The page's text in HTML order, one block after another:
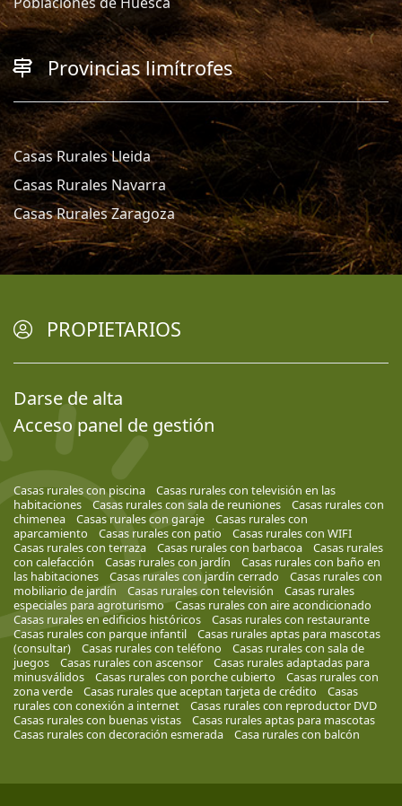
Provincias limítrofes
Casas Rurales Lleida
Casas Rurales Navarra
Casas Rurales Zaragoza
PROPIETARIOS
Darse de alta
Acceso panel de gestión
Casas rurales con piscina
Casas rurales con televisión en las
habitaciones
Casas rurales con sala de reuniones
Casas rurales con
chimenea
Casas rurales con garaje
Casas rurales con
aparcamiento
Casas rurales con patio
Casas rurales con WIFI
Casas rurales con terraza
Casas rurales con barbacoa
Casas rurales
con calefacción
Casas rurales con jardín
Casas rurales con baño en
las habitaciones
Casas rurales con jardín cerrado
Casas rurales con
mobiliario de jardín
Casas rurales con televisión
Casas rurales
especiales para agroturismo
Casas rurales con aire acondicionado
Casas rurales en edificios históricos
Casas rurales con restaurante
Casas rurales con parque infantil
Casas rurales aptas para mascotas
(consultar)
Casas rurales con teléfono
Casas rurales con sala de
juegos
Casas rurales con ascensor
Casas rurales adaptadas para
minusválidos
Casas rurales con porche cubierto
Casas rurales con
zona verde
Casas rurales que aceptan tarjeta de crédito
Casas
rurales con conexión a internet
Casas rurales con reproductor DVD
Casas rurales con buenas vistas
Casas rurales aptas para mascotas
Casas rurales con decoración esmerada
Casa rurales con balcón